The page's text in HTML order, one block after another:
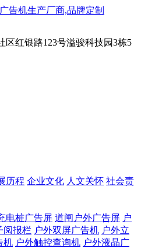
区红银路123号溢骏科技园3栋5
历程 企业文化 人文关怀 社会责
电桩广告屏 道闸户外广告屏 户
阅报栏 户外双屏广告机 户外立
机 户外触控查询机 户外液晶广